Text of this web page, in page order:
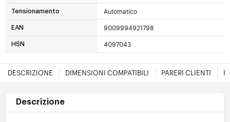
Tensionamento Automatico
EAN 9009994921798
HSN 4097043
DESCRIZIONE DIMENSIONI COMPATIBILI PARERI CLIENTI
Descrizione